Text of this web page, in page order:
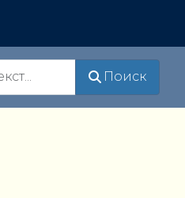
Поиск